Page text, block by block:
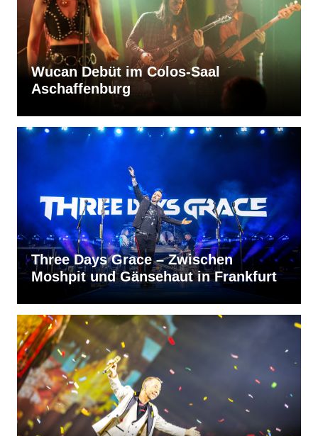
Wucan Debüt im Colos-Saal
Aschaffenburg
Three Days Grace – Zwischen
Moshpit und Gänsehaut in Frankfurt